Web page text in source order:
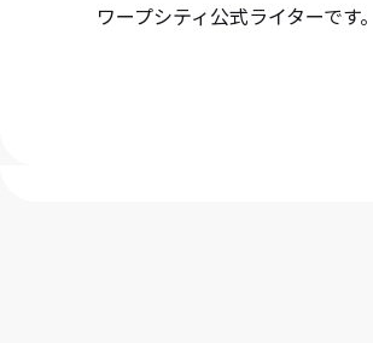
ワープシティ公式ライターです。